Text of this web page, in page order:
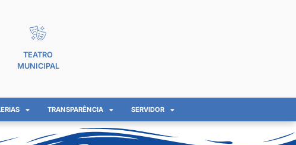
TEATRO
MUNICIPAL
TRANSPARÊNCIA SERVIDOR